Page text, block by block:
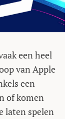
een heel
van Apple
een
of komen
laten spelen